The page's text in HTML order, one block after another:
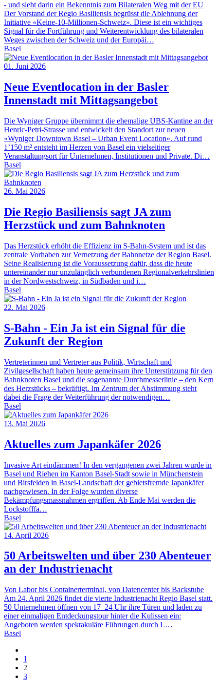
- und sieht darin ein Bekenntnis zum Bilateralen Weg mit der EU
Der Vorstand der Regio Basiliensis begrüsst die Ablehnung der
Initiative «Keine-10-Millionen-Schweiz». Diese ist ein wichtiges
Signal für die Fortführung und Weiterentwicklung des bilateralen
Weges zwischen der Schweiz und der Europäi…
Basel
01. Juni 2026
Neue Eventlocation in der Basler
Innenstadt mit Mittagsangebot
Die Wyniger Gruppe übernimmt die ehemalige UBS-Kantine an der
Henric-Petri-Strasse und entwickelt den Standort zur neuen
«Wyniger Downtown Basel – Urban Event Location». Auf rund
1’150 m² entsteht im Herzen von Basel ein vielseitiger
Veranstaltungsort für Unternehmen, Institutionen und Private. Di…
Basel
26. Mai 2026
Die Regio Basiliensis sagt JA zum
Herzstück und zum Bahnknoten
Das Herzstück erhöht die Effizienz im S-Bahn-System und ist das
zentrale Vorhaben zur Vernetzung der Bahnnetze der Region Basel.
Seine Realisierung ist die Voraussetzung dafür, dass die heute
untereinander nur unzulänglich verbundenen Regionalverkehrslinien
in der Nordwestschweiz, in Südbaden und i…
Basel
22. Mai 2026
S-Bahn - Ein Ja ist ein Signal für die
Zukunft der Region
Vertreterinnen und Vertreter aus Politik, Wirtschaft und
Zivilgesellschaft haben heute gemeinsam ihre Unterstützung für den
Bahnknoten Basel und die sogenannte Durchmesserlinie – den Kern
des Herzstücks – bekräftigt. Im Zentrum der Abstimmung steht
dabei die Frage der Weiterführung der notwendigen…
Basel
13. Mai 2026
Aktuelles zum Japankäfer 2026
Invasive Art eindämmen! In den vergangenen zwei Jahren wurde in
Basel und Riehen im Kanton Basel-Stadt sowie in Münchenstein
und Birsfelden in Basel-Landschaft der gebietsfremde Japankäfer
nachgewiesen. In der Folge wurden diverse
Bekämpfungsmassnahmen ergriffen. Ab Ende Mai werden die
Lockstofffa…
Basel
14. April 2026
50 Arbeitswelten und über 230 Abenteuer
an der Industrienacht
Von Labor bis Containerterminal, von Datencenter bis Backstube
Am 24. April 2026 findet die vierte Industrienacht Regio Basel statt.
50 Unternehmen öffnen von 17–24 Uhr ihre Türen und laden zu
einer einmaligen Entdeckungstour hinter die Kulissen ein:
Angeboten werden spektakuläre Führungen durch L…
Basel
1
2
3